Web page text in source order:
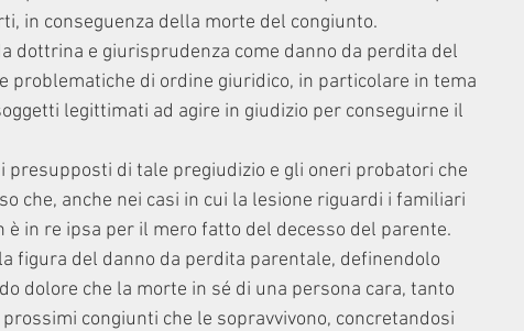
in conseguenza della morte del congiunto.
dottrina e giurisprudenza come danno da perdita del
problematiche di ordine giuridico, in particolare in tema
legittimati ad agire in giudizio per conseguirne il
presupposti di tale pregiudizio e gli oneri probatori che
che, anche nei casi in cui la lesione riguardi i familiari
in re ipsa per il mero fatto del decesso del parente.
figura del danno da perdita parentale, definendolo
dolore che la morte in sé di una persona cara, tanto
congiunti che le sopravvivono, concretandosi